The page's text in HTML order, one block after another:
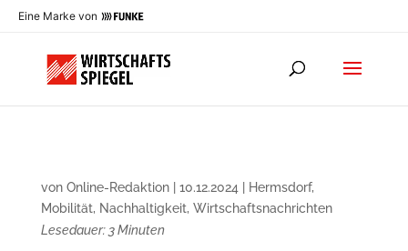
Eine Marke von
von Online-Redaktion| 10.12.2024 Hermsdorf,
Mobilität, Nachhaltigkeit, Wirtschaftsnachrichten
Lesedauer: 3 Minuten